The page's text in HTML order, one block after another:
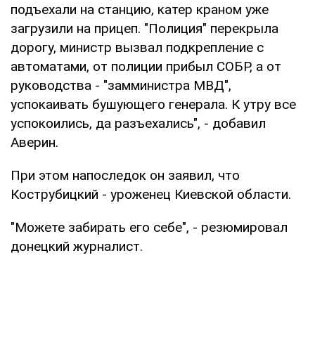
подъехали на станцию, катер краном уже
загрузили на прицеп. "Полиция" перекрыла
дорогу, министр вызвал подкрепление с
автоматами, от полиции прибыл СОБР, а от
руководства - "замминистра МВД",
успокаивать бушующего генерала. К утру все
успокоились, да разъехались", - добавил
Аверин.
При этом напоследок он заявил, что
Кострубицкий - уроженец Киевской области.
"Можете забирать его себе", - резюмировал
донецкий журналист.